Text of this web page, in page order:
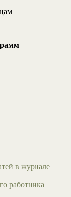
в журнале
работника